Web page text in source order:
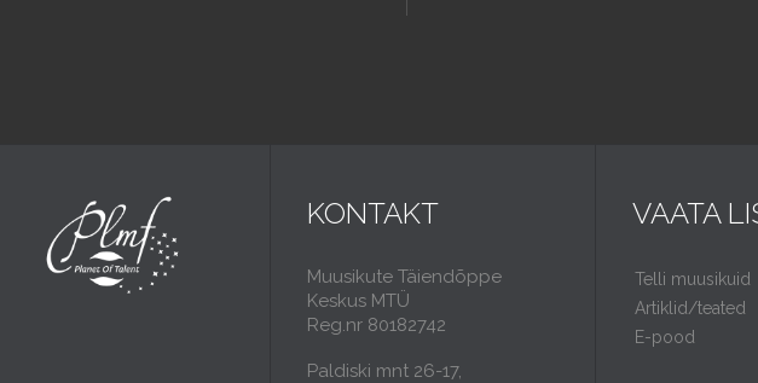
KONTAKT
Muusikute Täiendõppe
Keskus MTÜ
Reg.nr 80182742
Paldiski mnt 26-17,
VAATA
Telli muusikuid
Artiklid/teated
E-pood